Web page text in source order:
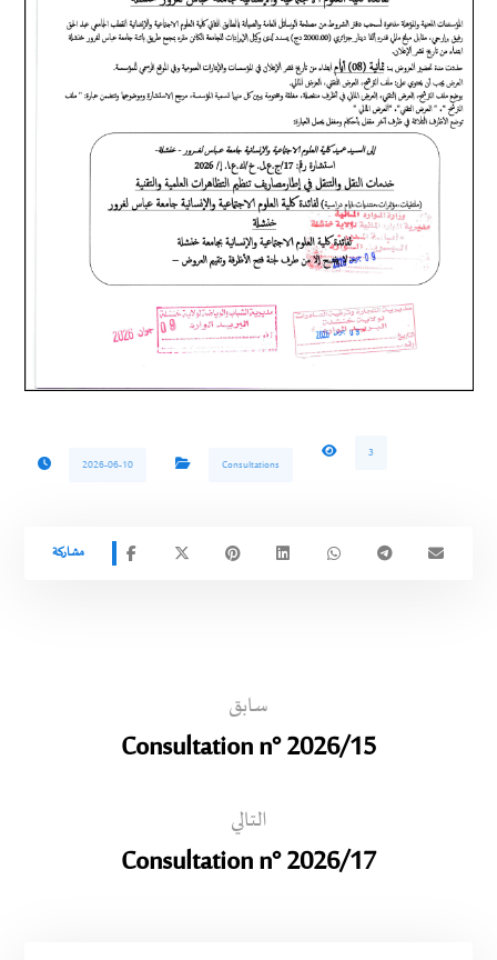
2026-06-10 Consultations
3
سابق
Consultation n° 2026/15
التالي
Consultation n° 2026/17